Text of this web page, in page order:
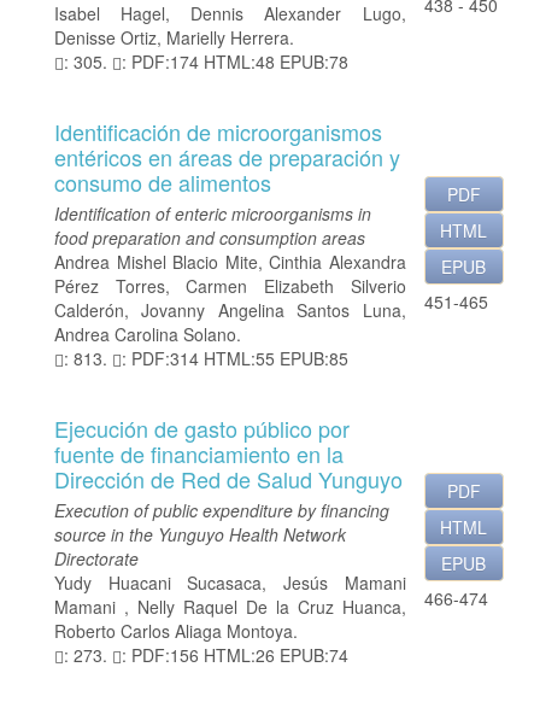
Isabel Hagel, Dennis Alexander Lugo,
Denisse Ortiz, Marielly Herrera.
: 305.
: PDF:174 HTML:48 EPUB:78
438 - 450
Identificación de microorganismos
entéricos en áreas de preparación y
consumo de alimentos
Identification of enteric microorganisms in
food preparation and consumption areas
Andrea Mishel Blacio Mite, Cinthia Alexandra
Pérez Torres, Carmen Elizabeth Silverio
Calderón, Jovanny Angelina Santos Luna,
Andrea Carolina Solano.
: 813.
: PDF:314 HTML:55 EPUB:85
PDF
HTML
EPUB
451-465
Ejecución de gasto público por
fuente de financiamiento en la
Dirección de Red de Salud Yunguyo
Execution of public expenditure by financing
source in the Yunguyo Health Network
Directorate
Yudy Huacani Sucasaca, Jesús Mamani
Mamani , Nelly Raquel De la Cruz Huanca,
Roberto Carlos Aliaga Montoya.
: 273.
: PDF:156 HTML:26 EPUB:74
PDF
HTML
EPUB
466-474